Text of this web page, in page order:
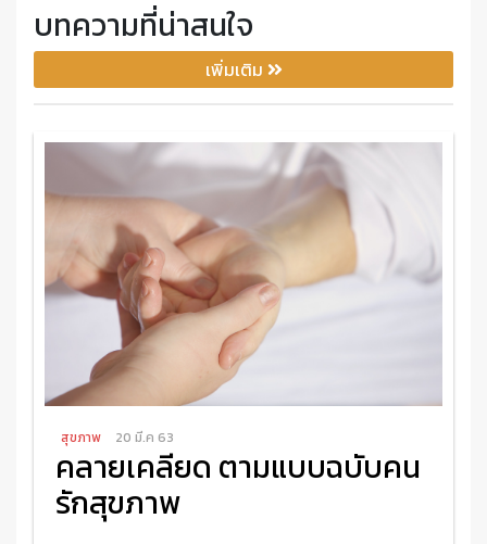
บทความที่น่าสนใจ
เพิ่มเติม
สุขภาพ 20 มี.ค 63
คลายเคลียด ตามแบบฉบับคน
รักสุขภาพ